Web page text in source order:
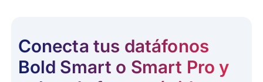
Conecta tus datáfonos
Bold Smart o Smart Pro y